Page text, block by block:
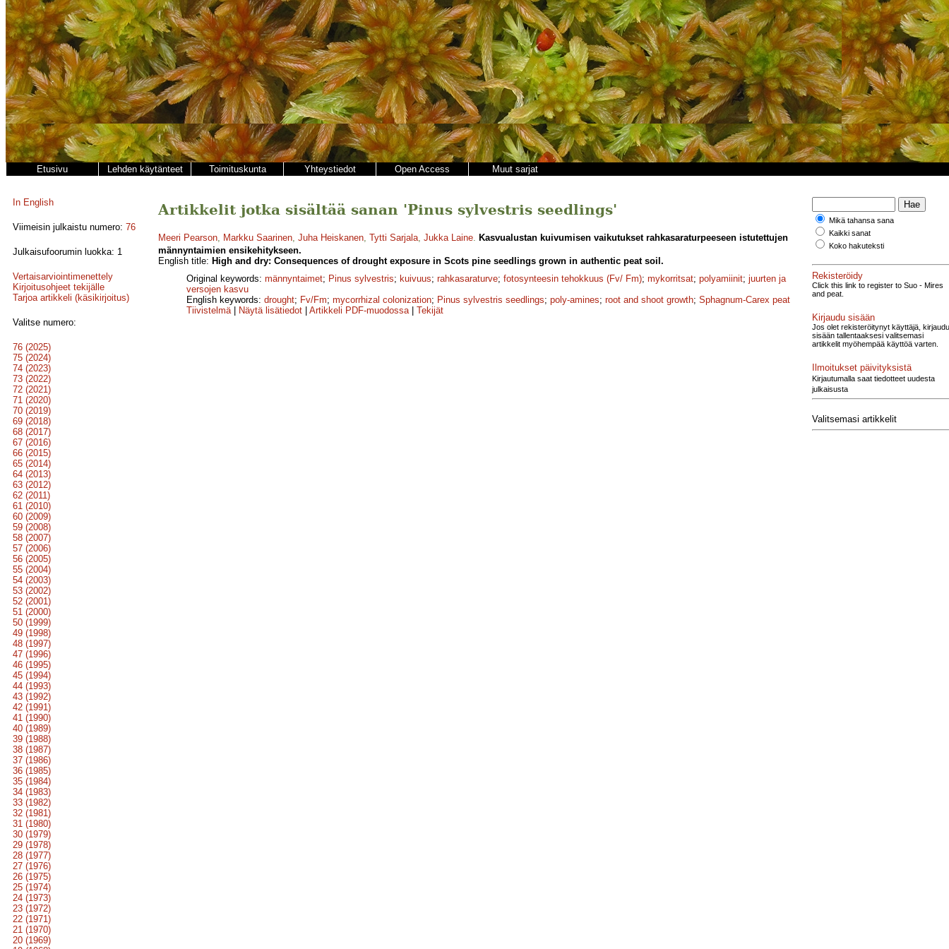
Etusivu Lehden käytänteet Toimituskunta Yhteystiedot Open Access Muut sarjat
In English
Viimeisin julkaistu numero: 76
Julkaisufoorumin luokka: 1
Vertaisarviointimenettely
Kirjoitusohjeet tekijälle
Tarjoa artikkeli (käsikirjoitus)
Valitse numero:
76 (2025)
75 (2024)
74 (2023)
73 (2022)
72 (2021)
71 (2020)
70 (2019)
69 (2018)
68 (2017)
67 (2016)
66 (2015)
65 (2014)
64 (2013)
63 (2012)
62 (2011)
61 (2010)
60 (2009)
59 (2008)
58 (2007)
57 (2006)
56 (2005)
55 (2004)
54 (2003)
53 (2002)
52 (2001)
51 (2000)
50 (1999)
49 (1998)
48 (1997)
47 (1996)
46 (1995)
45 (1994)
44 (1993)
43 (1992)
42 (1991)
41 (1990)
40 (1989)
39 (1988)
38 (1987)
37 (1986)
36 (1985)
35 (1984)
34 (1983)
33 (1982)
32 (1981)
31 (1980)
30 (1979)
29 (1978)
28 (1977)
27 (1976)
26 (1975)
25 (1974)
24 (1973)
23 (1972)
22 (1971)
21 (1970)
20 (1969)
Artikkelit jotka sisältää sanan 'Pinus sylvestris seedlings'
Meeri Pearson, Markku Saarinen, Juha Heiskanen, Tytti Sarjala, Jukka Laine. Kasvualustan kuivumisen vaikutukset rahkasaraturpeeseen istutettujen
männyntaimien ensikehitykseen.
English title: High and dry: Consequences of drought exposure in Scots pine seedlings grown in authentic peat soil.
Original keywords: männyntaimet; Pinus sylvestris; kuivuus; rahkasaraturve; fotosynteesin tehokkuus (Fv/ Fm); mykorritsat; polyamiinit; juurten ja
versojen kasvu
English keywords: drought; Fv/Fm; mycorrhizal colonization; Pinus sylvestris seedlings; poly-amines; root and shoot growth; Sphagnum-Carex peat
Tiivistelmä| Näytä lisätiedot Artikkeli PDF-muodossa| Tekijät
Mikä tahansa sana
Kaikki sanat
Koko hakuteksti
Rekisteröidy
Click this link to register to Suo - Mires
and peat.
Kirjaudu sisään
Jos olet rekisteröitynyt käyttäjä, kirjaudu
sisään tallentaaksesi valitsemasi
artikkelit myöhempää käyttöä varten.
Ilmoitukset päivityksistä
Kirjautumalla saat tiedotteet uudesta
julkaisusta
Valitsemasi artikkelit